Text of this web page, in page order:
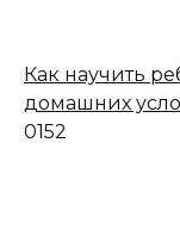
Как научить
домашних
0152